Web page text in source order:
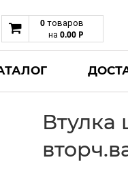
0 товаров
на 0.00 Р
Втулка